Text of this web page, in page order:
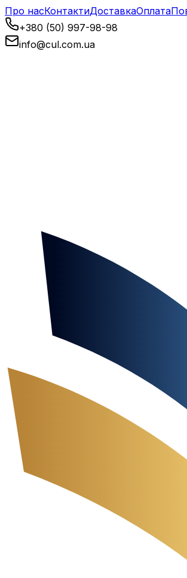
Про насКонтактиДоставкаОплата
+380 (50) 997-98-98
info@cul.com.ua